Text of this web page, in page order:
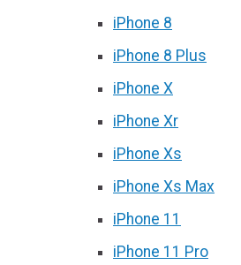
iPhone 8
iPhone 8 Plus
iPhone X
iPhone Xr
iPhone Xs
iPhone Xs Max
iPhone 11
iPhone 11 Pro